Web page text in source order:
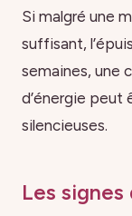
Si malgré une
suffisant,
semaines, une
d’énergie peut
silencieuses.
Les